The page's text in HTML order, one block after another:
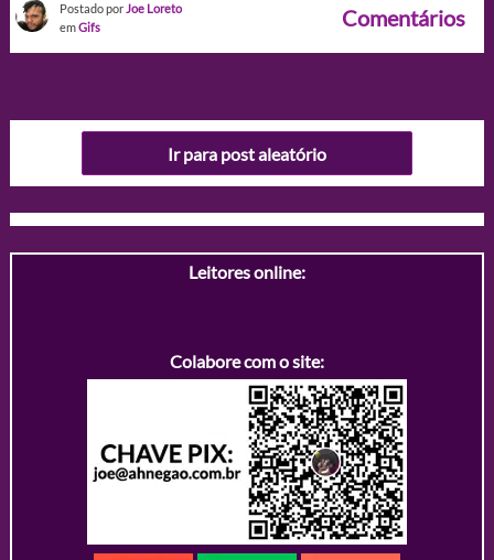
Postado por Joe Loreto
emGifs Comentários
Ir para post aleatório
Leitores online:
Colabore com o site: